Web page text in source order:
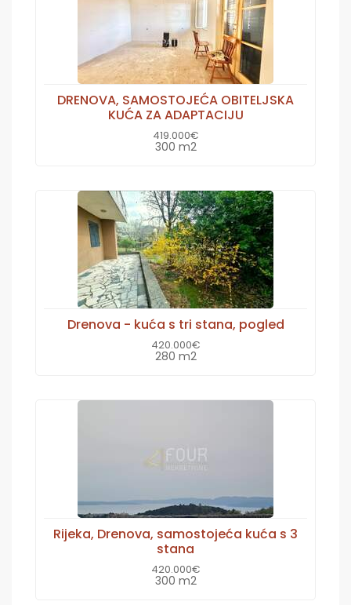
DRENOVA, SAMOSTOJEĆA OBITELJSKA
KUĆA ZA ADAPTACIJU
419.000€
300 m2
Drenova - kuća s tri stana, pogled
420.000€
280 m2
Rijeka, Drenova, samostojeća kuća s 3
stana
420.000€
300 m2